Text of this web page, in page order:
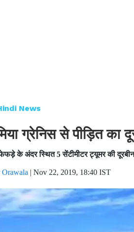
News
ग्रेनिस से पीड़ित
के अंदर स्थित 5 सेंटीमीटर ट्यूमर की दूरबीन
| Nov 22, 2019, 18:40 IST